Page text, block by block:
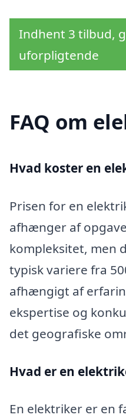
Indhent 3 tilbud,
uforpligtende
FAQ om
Hvad koster en
Prisen for en
afhænger af
kompleksitet, men
typisk variere fra
afhængigt af
ekspertise og
det geografiske
Hvad er en
En elektriker er en